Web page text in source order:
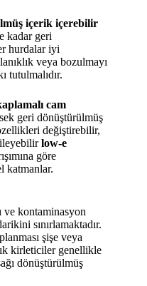
içerik içerebilir
kadar geri
hurdalar iyi
veya bozulmayı
tutulmalıdır.
cam
geri dönüştürülmüş
değiştirebilir,
low-e
göre
katmanlar.
ve kontaminasyon
sınırlamaktadır.
şişe veya
kirleticiler genellikle
dönüştürülmüş